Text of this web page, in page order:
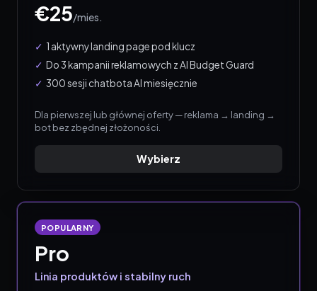
€25/mies.
1 aktywny landing page pod klucz
Do 3 kampanii reklamowych z AI Budget Guard
300 sesji chatbota AI miesięcznie
Dla pierwszej lub głównej oferty — reklama → landing →
bot bez zbędnej złożoności.
Wybierz
POPULARNY
Pro
Linia produktów i stabilny ruch